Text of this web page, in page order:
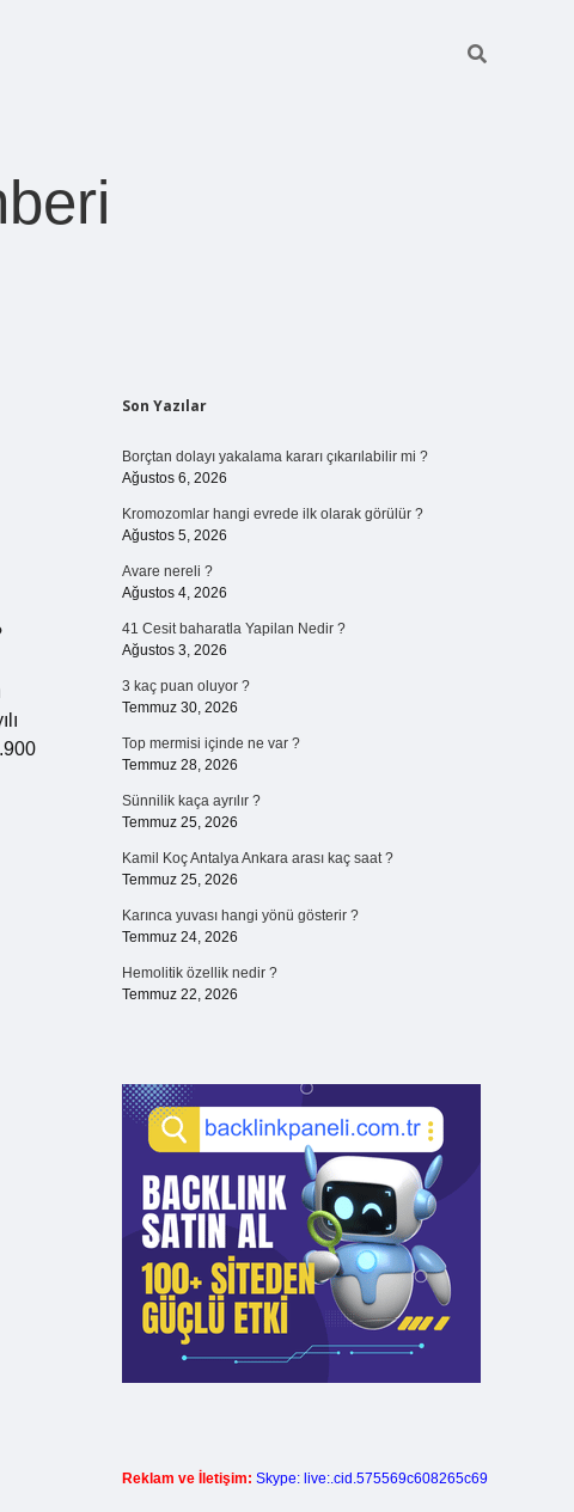
Sidebar
Son Yazılar
Borçtan dolayı yakalama kararı çıkarılabilir mi ?
Ağustos 6, 2026
Kromozomlar hangi evrede ilk olarak görülür ?
Ağustos 5, 2026
Avare nereli ?
Ağustos 4, 2026
41 Cesit baharatla Yapilan Nedir ?
Ağustos 3, 2026
3 kaç puan oluyor ?
Temmuz 30, 2026
Top mermisi içinde ne var ?
Temmuz 28, 2026
Sünnilik kaça ayrılır ?
Temmuz 25, 2026
Kamil Koç Antalya Ankara arası kaç saat ?
Temmuz 25, 2026
Karınca yuvası hangi yönü gösterir ?
Temmuz 24, 2026
Hemolitik özellik nedir ?
Temmuz 22, 2026
Reklam ve İletişim: Skype: live:.cid.575569c608265c69